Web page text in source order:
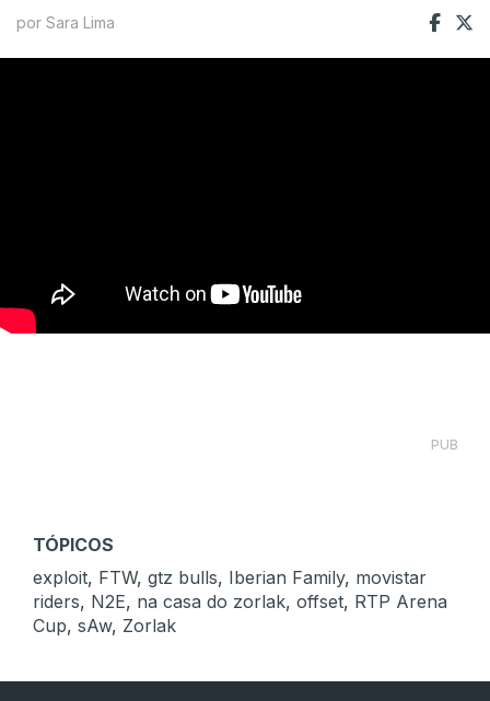
por Sara Lima
PUB
TÓPICOS
exploit, FTW, gtz bulls, Iberian Family, movistar
riders, N2E, na casa do zorlak, offset, RTP Arena
Cup, sAw, Zorlak